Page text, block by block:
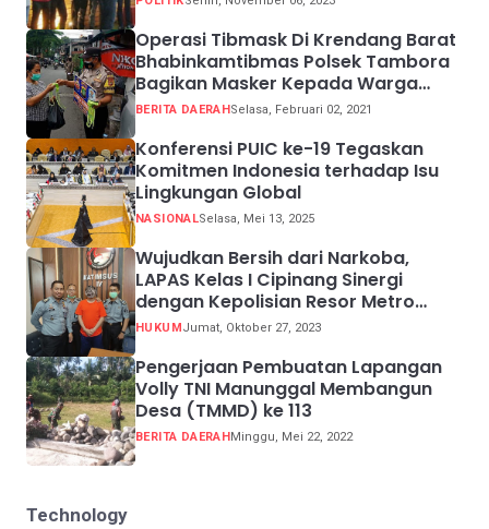
Operasi Tibmask Di Krendang Barat
Bhabinkamtibmas Polsek Tambora
Bagikan Masker Kepada Warga
Pelanggar Prokes
BERITA DAERAHSelasa, Februari 02, 2021
Konferensi PUIC ke-19 Tegaskan
Komitmen Indonesia terhadap Isu
Lingkungan Global
NASIONALSelasa, Mei 13, 2025
Wujudkan Bersih dari Narkoba,
LAPAS Kelas I Cipinang Sinergi
dengan Kepolisian Resor Metro
Jakarta Barat
HUKUMJumat, Oktober 27, 2023
Pengerjaan Pembuatan Lapangan
Volly TNI Manunggal Membangun
Desa (TMMD) ke 113
BERITA DAERAHMinggu, Mei 22, 2022
Technology